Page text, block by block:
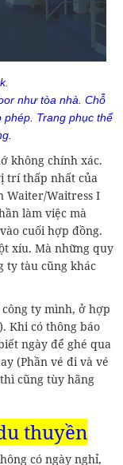
như tòa nhà. Chỗ
Trang phục thể
không chính xác.
trí thấp nhất của
Waiter/Waitress I
làm việc mà
cuối hợp đồng.
xíu. Mà những quy
ty tàu cũng khác
ty mình, ở hợp
Khi có thông báo
ngày để ghé qua
(Phần vé đi và vé
cũng tùy hãng
thuyền
có ngày nghỉ,